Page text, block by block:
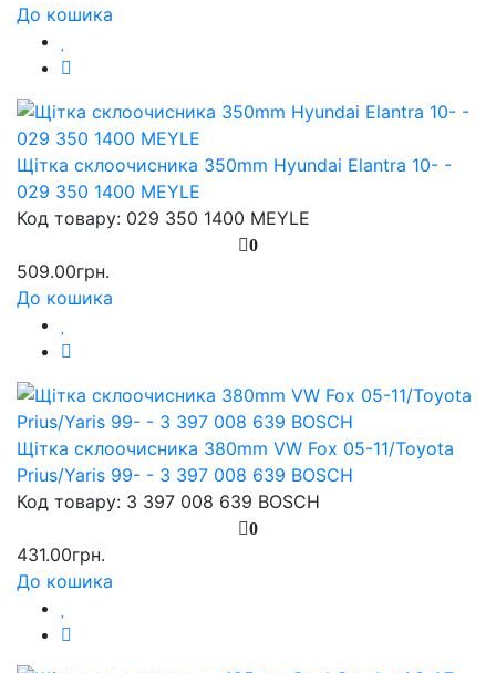
До кошика
Щітка склоочисника 350mm Hyundai Elantra 10- -
029 350 1400 MEYLE
Код товару: 029 350 1400 MEYLE
0
509.00грн.
До кошика
Щітка склоочисника 380mm VW Fox 05-11/Toyota
Prius/Yaris 99- - 3 397 008 639 BOSCH
Код товару: 3 397 008 639 BOSCH
0
431.00грн.
До кошика